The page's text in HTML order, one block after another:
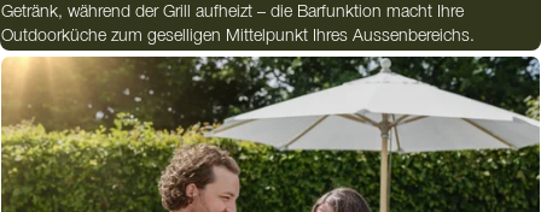
Getränk, während der Grill aufheizt – die Barfunktion macht Ihre
Outdoorküche zum geselligen Mittelpunkt Ihres Aussenbereichs.